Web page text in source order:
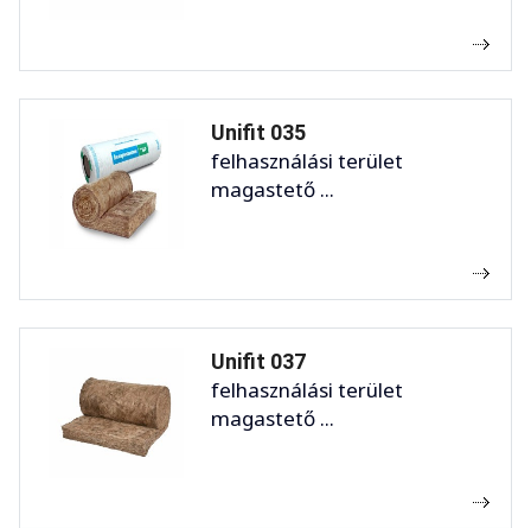
Unifit 035
felhasználási terület
magastető ...
Unifit 037
felhasználási terület
magastető ...